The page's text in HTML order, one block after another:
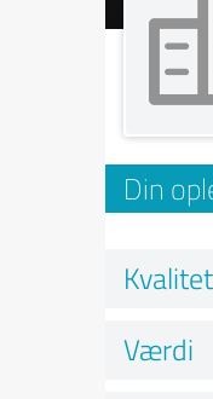
Din
Kvalitet
Værdi